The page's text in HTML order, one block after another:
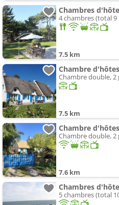
Chambres
4 chambres (total
7.5 km
Chambre
Chambre double, 2
7.5 km
Chambre double, 2
7.6 km
Chambres
5 chambres (total